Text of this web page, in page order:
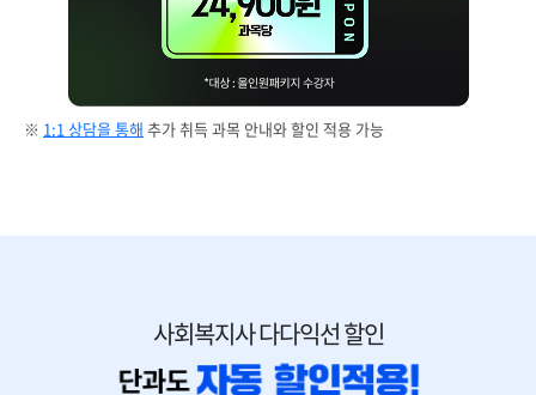
※ 1:1 상담을 통해 추가 취득 과목 안내와 할인 적용 가능
사회복지사 다다익선 할인